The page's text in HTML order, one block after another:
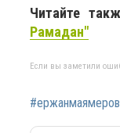
Читайте
Рамадан"
Если вы заметили
#ержанмаямеров